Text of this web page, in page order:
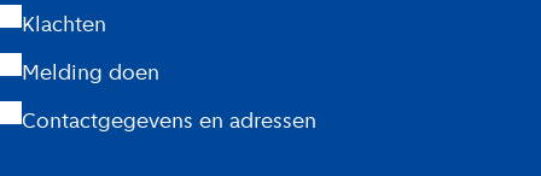
D
A
m
Klachten
Melding doen
Contactgegevens en adressen